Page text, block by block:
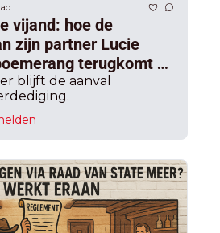
vijand: hoe de
zijn partner Lucie
terugkomt
Bouchez
blijft de aanval